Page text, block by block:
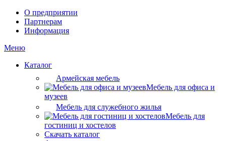
О предприятии
Партнерам
Информация
Меню
Каталог
Армейская мебель
Мебель для офиса и
музеев
Мебель для служебного жилья
Мебель для
гостиниц и хостелов
Скачать каталог